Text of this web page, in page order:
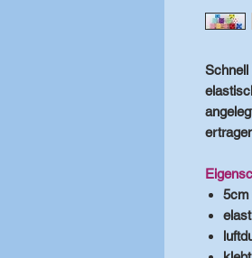
Schnell
5cm